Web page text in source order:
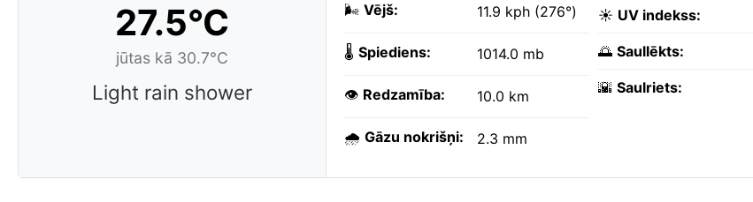
27.5°C
jūtas kā 30.7°C
Light rain shower
🌬️ Vējš: 11.9 kph (276°)
🌡️ Spiediens: 1014.0 mb
👁️ Redzamība: 10.0 km
🌧️ Gāzu nokrišņi: 2.3 mm
☀️ UV indekss:
🌅 Saullēkts:
🌇 Saulriets: